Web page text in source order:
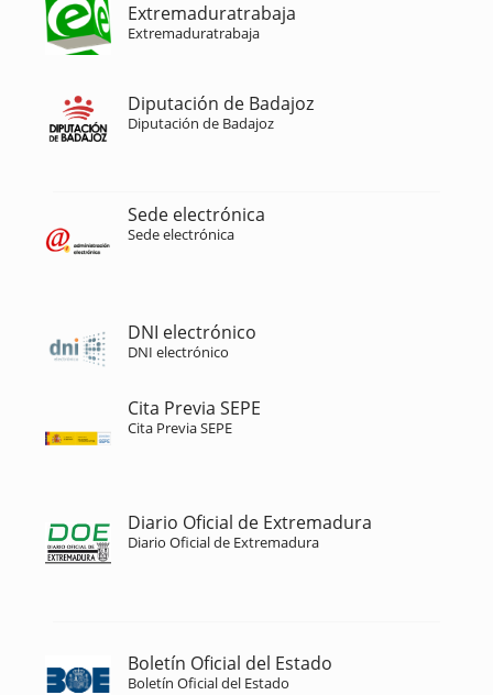
Extremaduratrabaja
Extremaduratrabaja
Diputación de Badajoz
Diputación de Badajoz
Sede electrónica
Sede electrónica
DNI electrónico
DNI electrónico
Cita Previa SEPE
Cita Previa SEPE
Diario Oficial de Extremadura
Diario Oficial de Extremadura
Boletín Oficial del Estado
Boletín Oficial del Estado